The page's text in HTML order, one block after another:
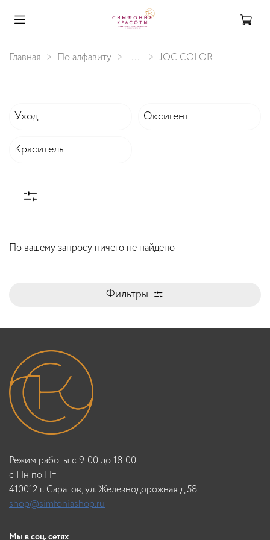
Главная По алфавиту ... JOC COLOR
Уход Оксигент
Краситель
По вашему запросу ничего не найдено
Фильтры
Режим работы с 9:00 до 18:00
c Пн по Пт
410012 г. Саратов, ул. Железнодорожная д.58
shop@simfoniashop.ru
Мы в соц. сетях